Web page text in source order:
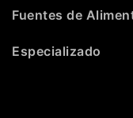
Fuentes de
Especializado